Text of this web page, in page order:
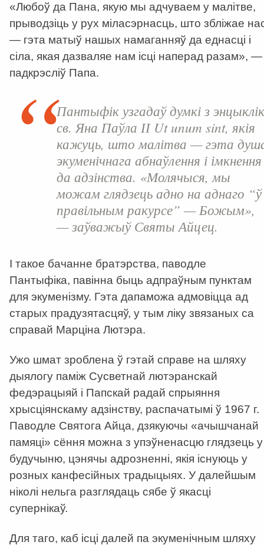
«Любоў да Пана, якую мы адчуваем у малітве,
прыводзіць у рух міласэрнасць, што збліжае
— гэта матыў нашых намаганняў да еднасці і
сіла, якая дазваляе нам ісці наперад разам», —
падкрэсліў Папа.
Пантыфік узгадаў думкі з
св. Яна Паўла ІІ Ut unum sint, якія
кажуць, што малітва — гэта
экуменічнага абнаўлення і імкнення
да адзінства. «Молячыся, мы
можам глядзець адно на аднаго “ў
правільным ракурсе” — Божым»,
— заўважыў Святы Айцец.
І такое бачанне братэрства, паводле
Пантыфіка, павінна быць адпраўным пунктам
для экуменізму. Гэта дапаможа адмовіцца ад
старых прадузятасцяў, у тым ліку звязаных са
справай Марціна Лютэра.
Ужо шмат зроблена ў гэтай справе на шляху
дыялогу паміж Сусветнай лютэранскай
федэрацыяй і Папскай радай спрыяння
хрысціянскаму адзінству, распачатымі ў 1967 г.
Паводле Святога Айца, дзякуючы «ачышчанай
памяці» сёння можна з упэўненасцю глядзець у
будучыню, цэнячы адрозненні, якія існуюць у
розных канфесійных традыцыях. У далейшым
ніколі нельга разглядаць сябе ў якасці
супернікаў.
Для таго, каб ісці далей па экуменічным шляху